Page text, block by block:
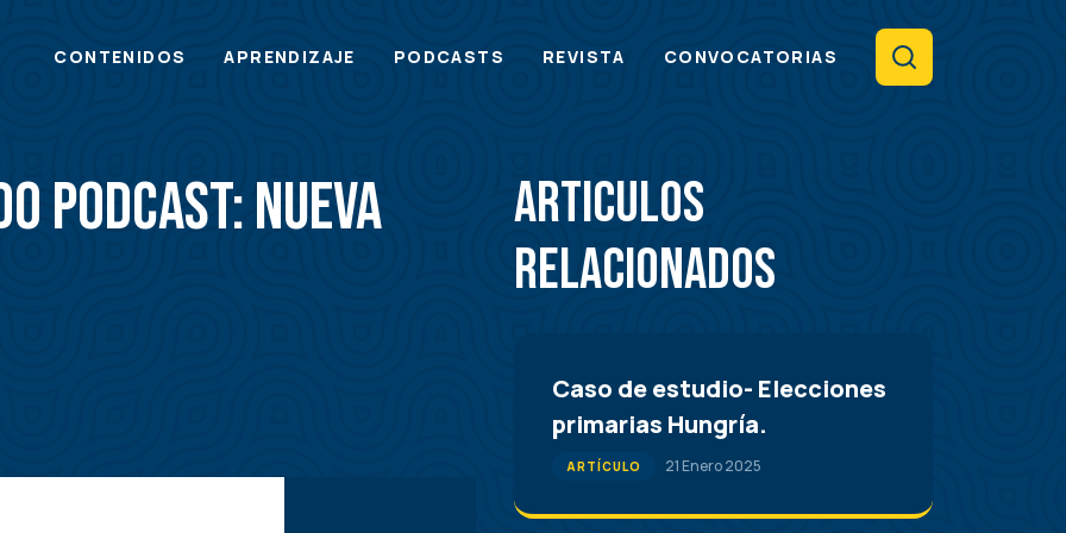
Main
CONTENIDOS APRENDIZAJE PODCASTS REVISTA CONVOCATORIAS Search
Podcast: Nueva
Articulos
Relacionados
Caso de estudio- Elecciones
primarias Hungría.
ARTÍCULO 21 Enero 2025